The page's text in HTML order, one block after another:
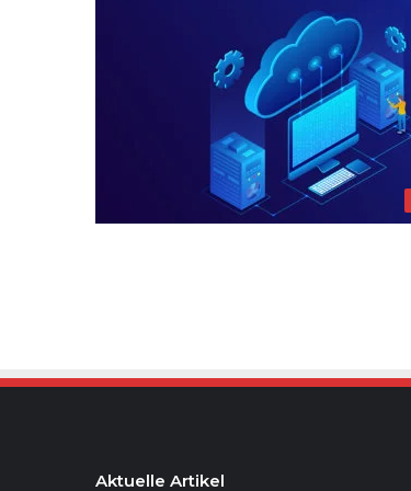
Aktuelle Artikel